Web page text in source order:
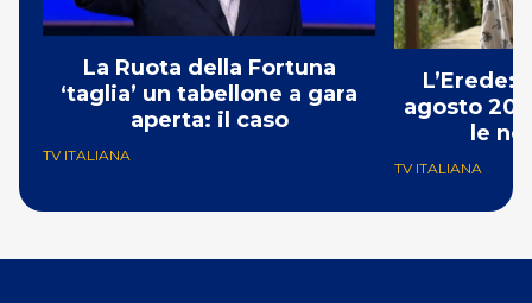
La Ruota della Fortuna
‘taglia’ un tabellone a gara
aperta: il caso
TV ITALIANA
L’Erede:
agosto
le
TV ITALIANA